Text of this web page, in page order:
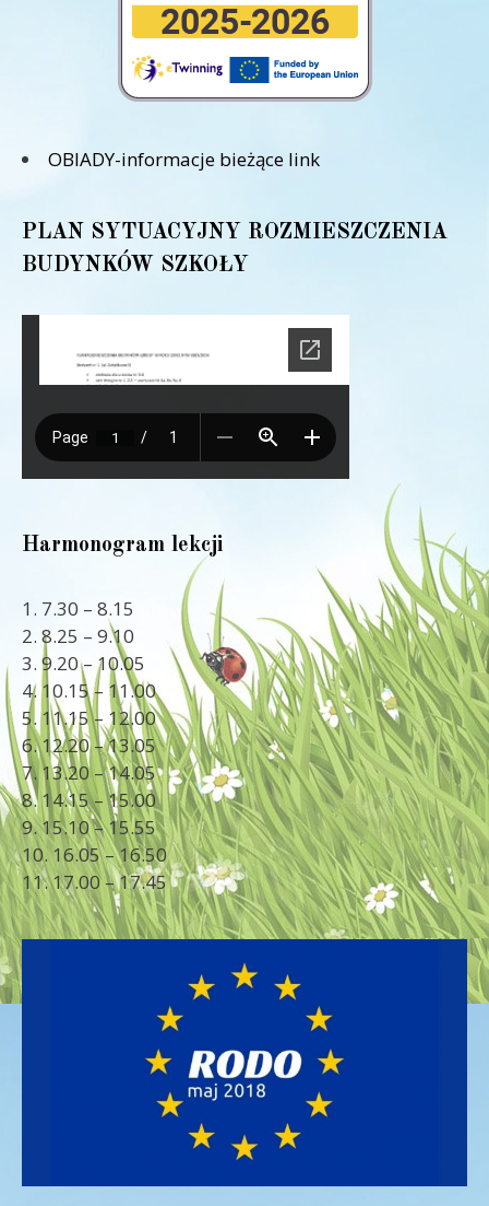
OBIADY-informacje bieżące link
PLAN SYTUACYJNY ROZMIESZCZENIA
BUDYNKÓW SZKOŁY
Harmonogram lekcji
1. 7.30 – 8.15
2. 8.25 – 9.10
3. 9.20 – 10.05
4. 10.15 – 11.00
5. 11.15 – 12.00
6. 12.20 – 13.05
7. 13.20 – 14.05
8. 14.15 – 15.00
9. 15.10 – 15.55
10. 16.05 – 16.50
11. 17.00 – 17.45